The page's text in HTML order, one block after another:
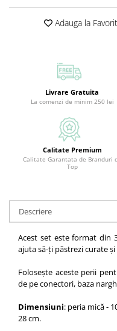
Adauga la
Livrare Gratuita
La comenzi de minim 250 lei
Calitate Premium
Calitate Garantata de Branduri
Top
Descriere
Acest set este format din
ajuta să-ți păstrezi curate
Folosește aceste perii
de pe conectori, baza
Dimensiuni: peria mică -
28 cm.